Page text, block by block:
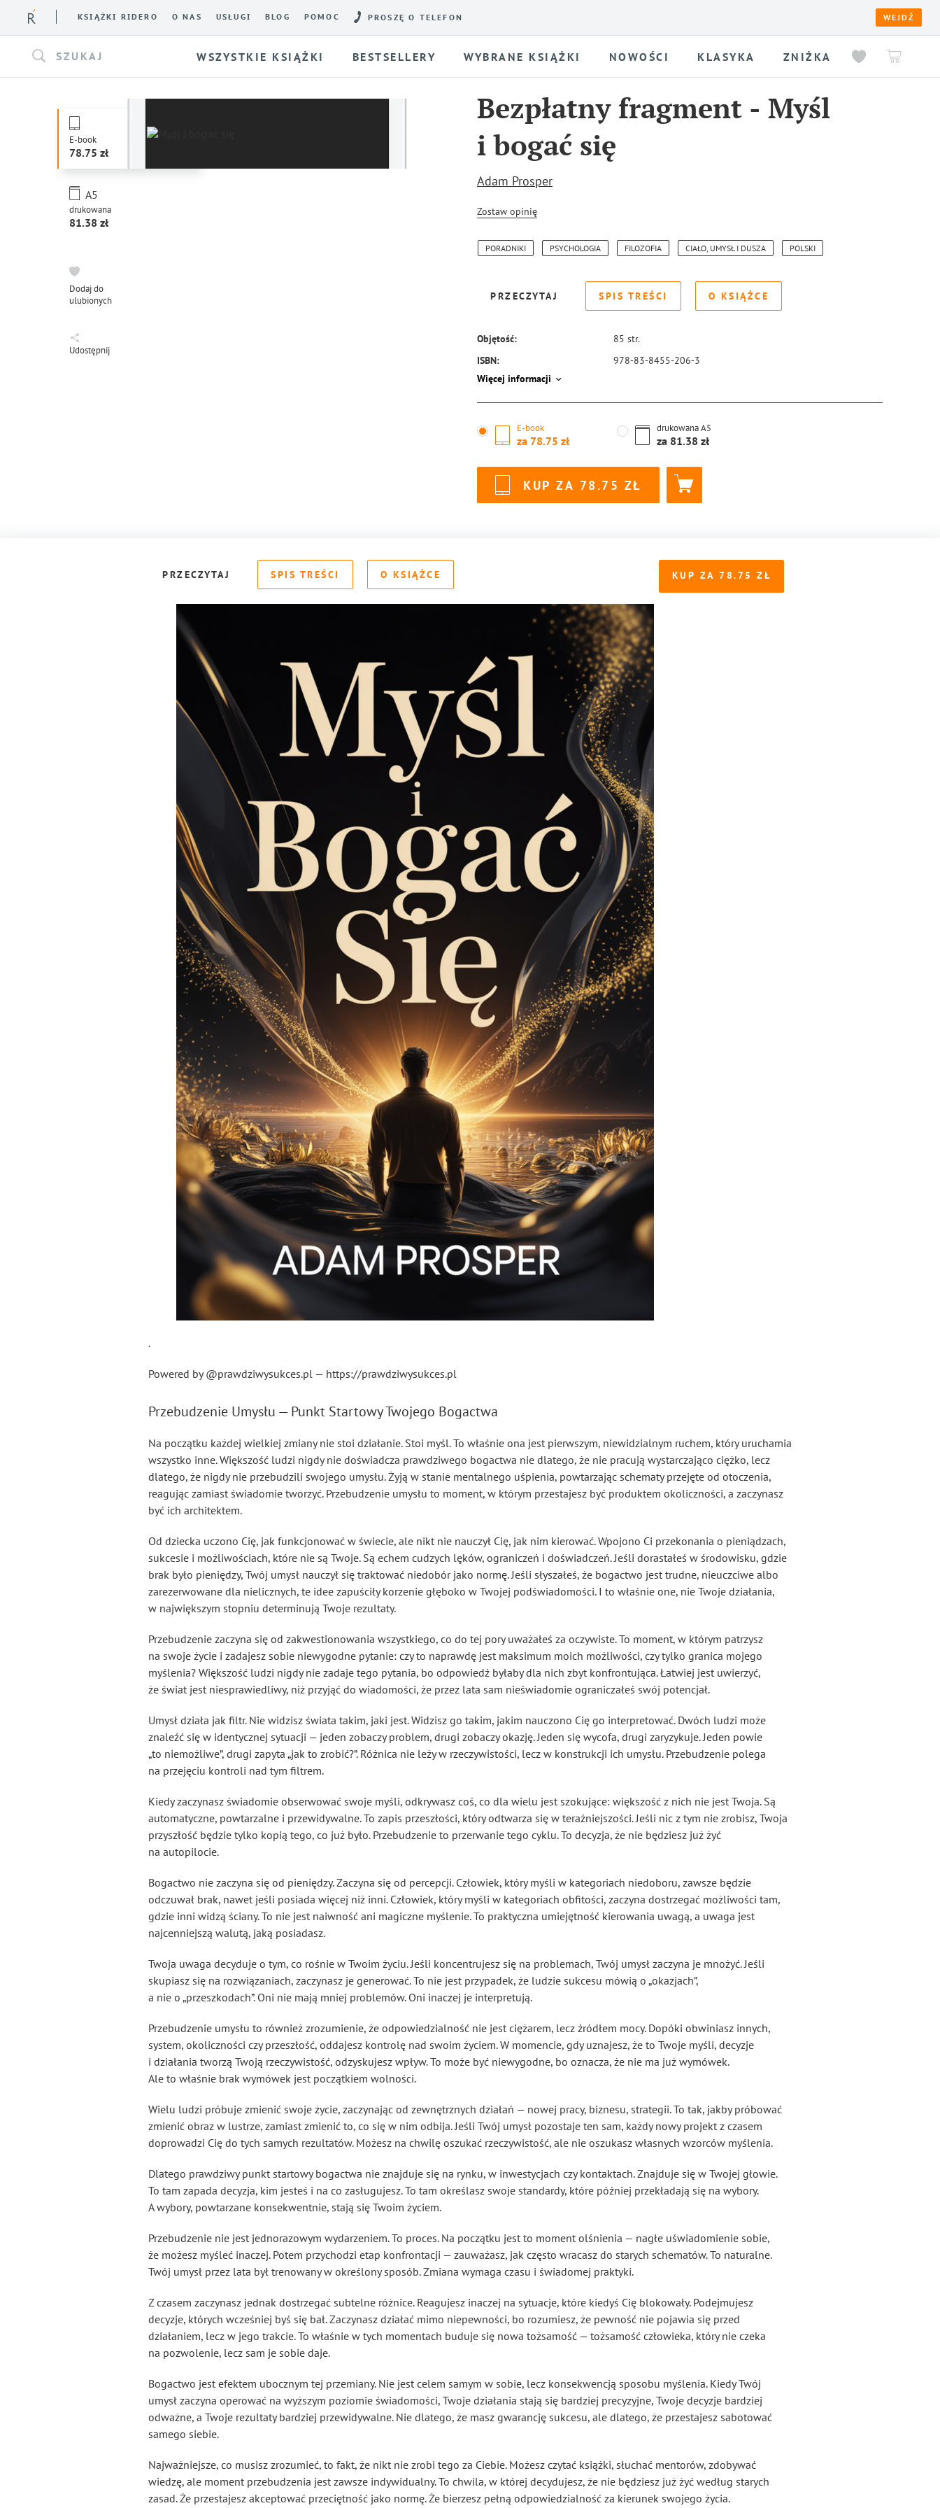
KSIĄŻKI RIDERO O NAS USŁUGI BLOG POMOC PROSZĘ O TELEFON WEJDŹ
SZUKAJ WSZYSTKIE KSIĄŻKI BESTSELLERY WYBRANE KSIĄŻKI NOWOŚCI KLASYKA ZNIŻKA
E-book
78.75
drukowana
A5
81.38
Dodaj do
ulubionych
Udostępnij
Bezpłatny fragment - Myśl
i bogać się
Adam Prosper
Zostaw opinię
PORADNIKI PSYCHOLOGIA FILOZOFIA CIAŁO, UMYSŁ I DUSZA POLSKI
PRZECZYTAJ SPIS TREŚCI O KSIĄŻCE
Objętość: 85 str.
ISBN:
978-83-8455-206-3
Więcej informacji
E-book
za 78.75
drukowanaA5
za 81.38
KUP ZA 78.75
KUP ZA 78.75
PRZECZYTAJ SPIS TREŚCI O KSIĄŻCE
.
Powered by @prawdziwysukces.pl — https://prawdziwysukces.pl
Przebudzenie Umysłu — Punkt Startowy Twojego Bogactwa
Na początku każdej wielkiej zmiany nie stoi działanie. Stoi myśl. To właśnie ona jest pierwszym, niewidzialnym ruchem, który uruchamia
wszystko inne. Większość ludzi nigdy nie doświadcza prawdziwego bogactwa nie dlatego, że nie pracują wystarczająco ciężko, lecz
dlatego, że nigdy nie przebudzili swojego umysłu. Żyją w stanie mentalnego uśpienia, powtarzając schematy przejęte od otoczenia,
reagując zamiast świadomie tworzyć. Przebudzenie umysłu to moment, w którym przestajesz być produktem okoliczności, a zaczynasz
być ich architektem.
Od dziecka uczono Cię, jak funkcjonować w świecie, ale nikt nie nauczył Cię, jak nim kierować. Wpojono Ci przekonania o pieniądzach,
sukcesie i możliwościach, które nie są Twoje. Są echem cudzych lęków, ograniczeń i doświadczeń. Jeśli dorastałeś w środowisku, gdzie
brak było pieniędzy, Twój umysł nauczył się traktować niedobór jako normę. Jeśli słyszałeś, że bogactwo jest trudne, nieuczciwe albo
zarezerwowane dla nielicznych, te idee zapuściły korzenie głęboko w Twojej podświadomości. I to właśnie one, nie Twoje działania,
w największym stopniu determinują Twoje rezultaty.
Przebudzenie zaczyna się od zakwestionowania wszystkiego, co do tej pory uważałeś za oczywiste. To moment, w którym patrzysz
na swoje życie i zadajesz sobie niewygodne pytanie: czy to naprawdę jest maksimum moich możliwości, czy tylko granica mojego
myślenia? Większość ludzi nigdy nie zadaje tego pytania, bo odpowiedź byłaby dla nich zbyt konfrontująca. Łatwiej jest uwierzyć,
że świat jest niesprawiedliwy, niż przyjąć do wiadomości, że przez lata sam nieświadomie ograniczałeś swój potencjał.
Umysł działa jak filtr. Nie widzisz świata takim, jaki jest. Widzisz go takim, jakim nauczono Cię go interpretować. Dwóch ludzi może
znaleźć się w identycznej sytuacji — jeden zobaczy problem, drugi zobaczy okazję. Jeden się wycofa, drugi zaryzykuje. Jeden powie
„to niemożliwe”, drugi zapyta „jak to zrobić?”. Różnica nie leży w rzeczywistości, lecz w konstrukcji ich umysłu. Przebudzenie polega
na przejęciu kontroli nad tym filtrem.
Kiedy zaczynasz świadomie obserwować swoje myśli, odkrywasz coś, co dla wielu jest szokujące: większość z nich nie jest Twoja. Są
automatyczne, powtarzalne i przewidywalne. To zapis przeszłości, który odtwarza się w teraźniejszości. Jeśli nic z tym nie zrobisz, Twoja
przyszłość będzie tylko kopią tego, co już było. Przebudzenie to przerwanie tego cyklu. To decyzja, że nie będziesz już żyć
na autopilocie.
Bogactwo nie zaczyna się od pieniędzy. Zaczyna się od percepcji. Człowiek, który myśli w kategoriach niedoboru, zawsze będzie
odczuwał brak, nawet jeśli posiada więcej niż inni. Człowiek, który myśli w kategoriach obfitości, zaczyna dostrzegać możliwości tam,
gdzie inni widzą ściany. To nie jest naiwność ani magiczne myślenie. To praktyczna umiejętność kierowania uwagą, a uwaga jest
najcenniejszą walutą, jaką posiadasz.
Twoja uwaga decyduje o tym, co rośnie w Twoim życiu. Jeśli koncentrujesz się na problemach, Twój umysł zaczyna je mnożyć. Jeśli
skupiasz się na rozwiązaniach, zaczynasz je generować. To nie jest przypadek, że ludzie sukcesu mówią o „okazjach”,
a nie o „przeszkodach”. Oni nie mają mniej problemów. Oni inaczej je interpretują.
Przebudzenie umysłu to również zrozumienie, że odpowiedzialność nie jest ciężarem, lecz źródłem mocy. Dopóki obwiniasz innych,
system, okoliczności czy przeszłość, oddajesz kontrolę nad swoim życiem. W momencie, gdy uznajesz, że to Twoje myśli, decyzje
i działania tworzą Twoją rzeczywistość, odzyskujesz wpływ. To może być niewygodne, bo oznacza, że nie ma już wymówek.
Ale to właśnie brak wymówek jest początkiem wolności.
Wielu ludzi próbuje zmienić swoje życie, zaczynając od zewnętrznych działań — nowej pracy, biznesu, strategii. To tak, jakby próbować
zmienić obraz w lustrze, zamiast zmienić to, co się w nim odbija. Jeśli Twój umysł pozostaje ten sam, każdy nowy projekt z czasem
doprowadzi Cię do tych samych rezultatów. Możesz na chwilę oszukać rzeczywistość, ale nie oszukasz własnych wzorców myślenia.
Dlatego prawdziwy punkt startowy bogactwa nie znajduje się na rynku, w inwestycjach czy kontaktach. Znajduje się w Twojej głowie.
To tam zapada decyzja, kim jesteś i na co zasługujesz. To tam określasz swoje standardy, które później przekładają się na wybory.
A wybory, powtarzane konsekwentnie, stają się Twoim życiem.
Przebudzenie nie jest jednorazowym wydarzeniem. To proces. Na początku jest to moment olśnienia — nagłe uświadomienie sobie,
że możesz myśleć inaczej. Potem przychodzi etap konfrontacji — zauważasz, jak często wracasz do starych schematów. To naturalne.
Twój umysł przez lata był trenowany w określony sposób. Zmiana wymaga czasu i świadomej praktyki.
Z czasem zaczynasz jednak dostrzegać subtelne różnice. Reagujesz inaczej na sytuacje, które kiedyś Cię blokowały. Podejmujesz
decyzje, których wcześniej byś się bał. Zaczynasz działać mimo niepewności, bo rozumiesz, że pewność nie pojawia się przed
działaniem, lecz w jego trakcie. To właśnie w tych momentach buduje się nowa tożsamość — tożsamość człowieka, który nie czeka
na pozwolenie, lecz sam je sobie daje.
Bogactwo jest efektem ubocznym tej przemiany. Nie jest celem samym w sobie, lecz konsekwencją sposobu myślenia. Kiedy Twój
umysł zaczyna operować na wyższym poziomie świadomości, Twoje działania stają się bardziej precyzyjne, Twoje decyzje bardziej
odważne, a Twoje rezultaty bardziej przewidywalne. Nie dlatego, że masz gwarancję sukcesu, ale dlatego, że przestajesz sabotować
samego siebie.
Najważniejsze, co musisz zrozumieć, to fakt, że nikt nie zrobi tego za Ciebie. Możesz czytać książki, słuchać mentorów, zdobywać
wiedzę, ale moment przebudzenia jest zawsze indywidualny. To chwila, w której decydujesz, że nie będziesz już żyć według starych
zasad. Że przestajesz akceptować przeciętność jako normę. Że bierzesz pełną odpowiedzialność za kierunek swojego życia.